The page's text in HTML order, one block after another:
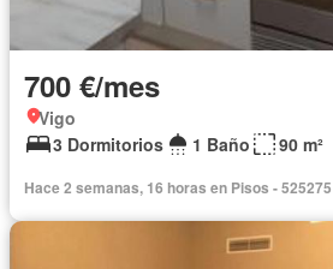
700 €/mes
Vigo
3 Dormitorios
1 Baño 90 m²
Hace 2 semanas, 16 horas en Pisos - 525275